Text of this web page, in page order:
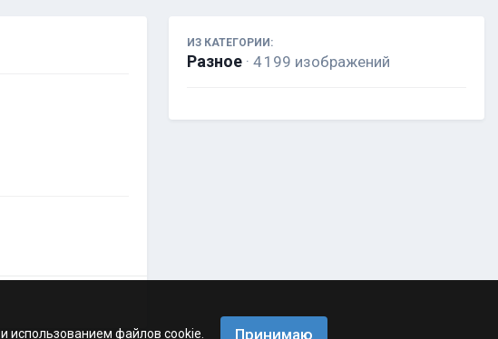
ИЗ КАТЕГОРИИ:
Разное · 4 199 изображений
и использованием файлов cookie. Принимаю